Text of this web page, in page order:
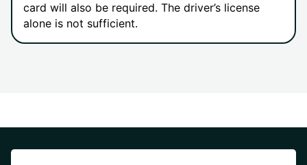
card will also be required. The driver’s license
alone is not sufficient.